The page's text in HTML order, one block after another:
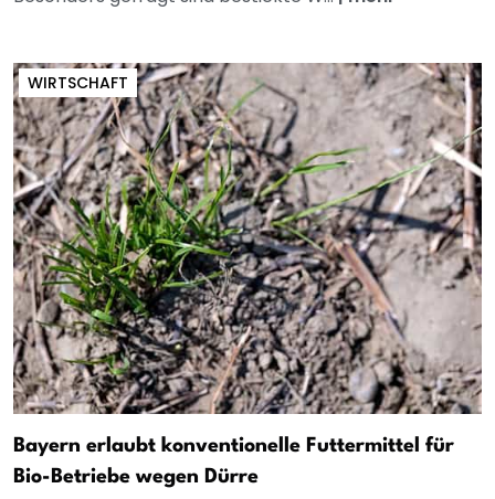
WIRTSCHAFT
Bayern erlaubt konventionelle Futtermittel für
Bio-Betriebe wegen Dürre